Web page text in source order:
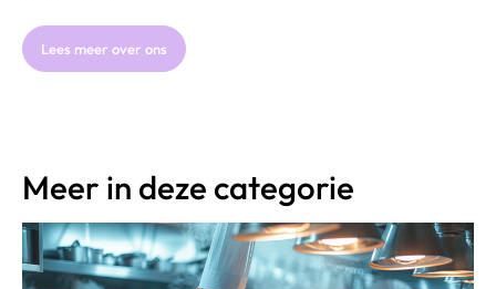
Lees meer over ons
Meer in deze categorie